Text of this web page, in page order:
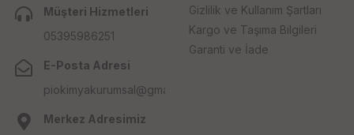
Müşteri Hizmetleri
05395986251
E-Posta Adresi
piokimyakurumsal@gmail.com
Merkez Adresimiz
Gizlilik ve Kullanım Şartları
Kargo ve Taşıma Bilgileri
Garanti ve İade